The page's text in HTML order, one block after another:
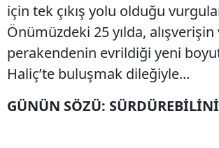
için tek çıkış yolu olduğu
Önümüzdeki 25 yılda, alışverişin
perakendenin evrildiği yeni
Haliç’te buluşmak dileğiyle...
GÜNÜN SÖZÜ: